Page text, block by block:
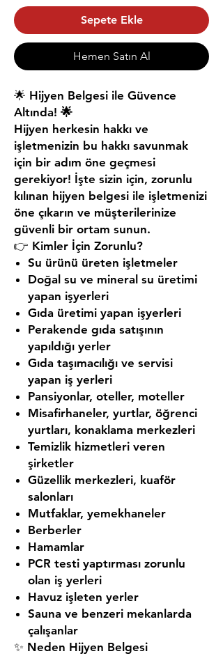
Sepete Ekle
Hemen Satın Al
🌟 Hijyen Belgesi ile Güvence
Altında! 🌟
Hijyen herkesin hakkı ve
işletmenizin bu hakkı savunmak
için bir adım öne geçmesi
gerekiyor! İşte sizin için, zorunlu
kılınan hijyen belgesi ile işletmenizi
öne çıkarın ve müşterilerinize
güvenli bir ortam sunun.
👉 Kimler İçin Zorunlu?
Su ürünü üreten işletmeler
Doğal su ve mineral su üretimi
yapan işyerleri
Gıda üretimi yapan işyerleri
Perakende gıda satışının
yapıldığı yerler
Gıda taşımacılığı ve servisi
yapan iş yerleri
Pansiyonlar, oteller, moteller
Misafirhaneler, yurtlar, öğrenci
yurtları, konaklama merkezleri
Temizlik hizmetleri veren
şirketler
Güzellik merkezleri, kuaför
salonları
Mutfaklar, yemekhaneler
Berberler
Hamamlar
PCR testi yaptırması zorunlu
olan iş yerleri
Havuz işleten yerler
Sauna ve benzeri mekanlarda
çalışanlar
✨ Neden Hijyen Belgesi